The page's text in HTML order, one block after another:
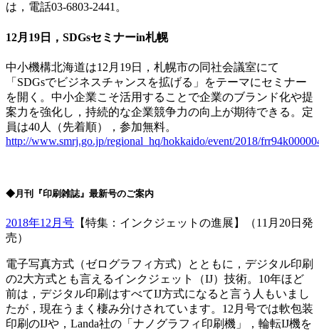
は，電話03-6803-2441。
12月19日，SDGsセミナーin札幌
中小機構北海道は12月19日，札幌市の同社会議室にて
「SDGsでビジネスチャンスを拡げる」をテーマにセミナー
を開く。中小企業こそ活用することで企業のブランド化や提
案力を強化し，持続的な企業競争力の向上が期待できる。定
員は40人（先着順），参加無料。
http://www.smrj.go.jp/regional_hq/hokkaido/event/2018/
◆月刊『印刷雑誌』最新号のご案内
2018年12月号 【特集：インクジェットの進展】（11月20日発
売）
電子写真方式（ゼログラフィ方式）とともに，デジタル印刷
の2大方式とも言えるインクジェット（IJ）技術。10年ほど
前は，デジタル印刷はすべてIJ方式になると言う人もいまし
たが，現在うまく棲み分けされています。12月号では軟包装
印刷のIJや，Landa社の「ナノグラフィ印刷機」，輪転IJ機を